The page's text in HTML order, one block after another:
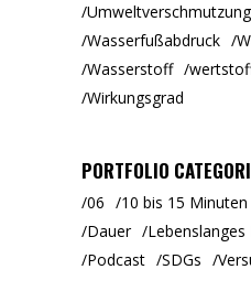
Umweltverschmutzung
Wasserfußabdruck
Wasserstoff
Wirkungsgrad
PORTFOLIO
06 10 bis 15 Minuten
Dauer
Lebenslanges
Podcast
SDGs